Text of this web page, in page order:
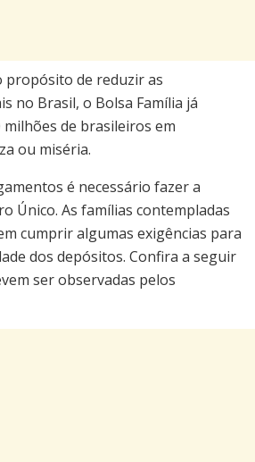
propósito de reduzir as
no Brasil, o Bolsa Família já
milhões de brasileiros em
ou miséria.
é necessário fazer a
Único. As famílias contempladas
cumprir algumas exigências para
dos depósitos. Confira a seguir
ser observadas pelos